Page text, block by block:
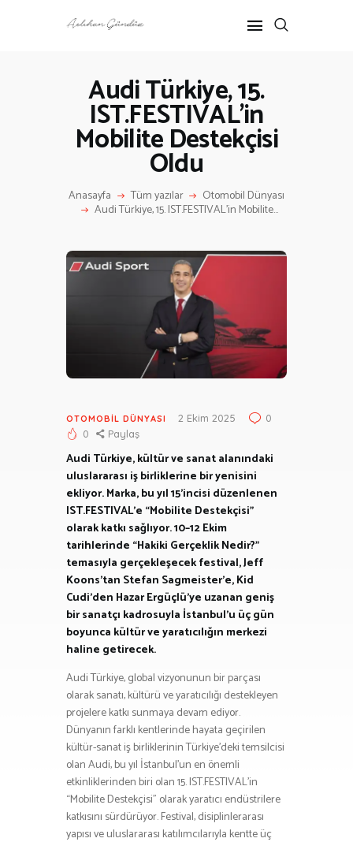
Audi Türkiye, 15.
IST.FESTIVAL’in
Mobilite Destekçisi
Oldu
Anasayfa Tüm yazılar Otomobil Dünyası
Audi Türkiye, 15. IST.FESTIVAL’in Mobilite...
ANASAYFA
RÖPORTAJ
ANNE-ÇOCUK
KÜLTÜR SANAT
HAKKIMDA
OTOMOBIL DÜNYASI 2 Ekim 2025
0
0
Paylaş
Audi Türkiye, kültür ve sanat alanındaki
uluslararası iş birliklerine bir yenisini
ekliyor. Marka, bu yıl 15’incisi düzenlenen
IST.FESTIVAL’e “Mobilite Destekçisi”
olarak katkı sağlıyor. 10–12 Ekim
tarihlerinde “Hakiki Gerçeklik Nedir?”
temasıyla gerçekleşecek festival, Jeff
Koons’tan Stefan Sagmeister’e, Kid
Cudi’den Hazar Ergüçlü’ye uzanan geniş
bir sanatçı kadrosuyla İstanbul’u üç gün
boyunca kültür ve yaratıcılığın merkezi
haline getirecek.
Audi Türkiye, global vizyonunun bir parçası
olarak sanatı, kültürü ve yaratıcılığı destekleyen
projelere katkı sunmaya devam ediyor.
Dünyanın farklı kentlerinde hayata geçirilen
kültür-sanat iş birliklerinin Türkiye’deki temsilcisi
olan Audi, bu yıl İstanbul’un en önemli
etkinliklerinden biri olan 15. IST.FESTIVAL’in
“Mobilite Destekçisi” olarak yaratıcı endüstrilere
katkısını sürdürüyor. Festival, disiplinlerarası
yapısı ve uluslararası katılımcılarıyla kentte üç